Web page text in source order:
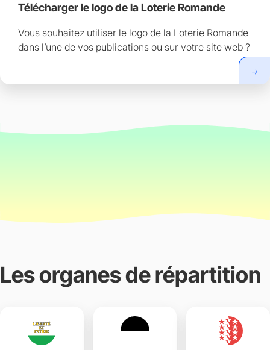
Télécharger le logo de la Loterie Romande
Vous souhaitez utiliser le logo de la Loterie Romande
dans l’une de vos publications ou sur votre site web ?
Les organes de répartition